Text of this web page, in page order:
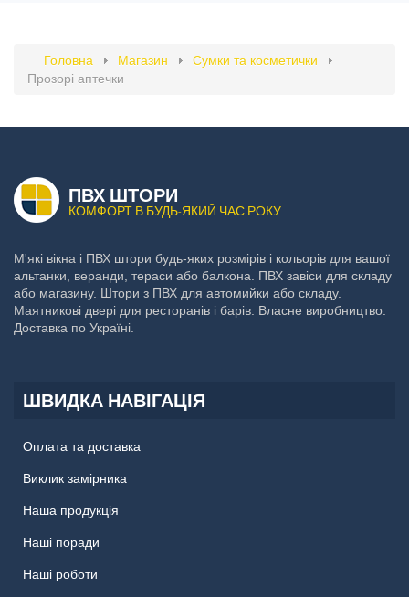
Головна Магазин
Сумки та косметички
Прозорі аптечки
ПВХ ШТОРИ
КОМФОРТ В БУДЬ-ЯКИЙ ЧАС РОКУ
М'які вікна і ПВХ штори будь-яких розмірів і кольорів для вашої
альтанки, веранди, тераси або балкона. ПВХ завіси для складу
або магазину. Штори з ПВХ для автомийки або складу.
Маятникові двері для ресторанів і барів. Власне виробництво.
Доставка по Україні.
ШВИДКА НАВІГАЦІЯ
Оплата та доставка
Виклик замірника
Наша продукція
Наші поради
Наші роботи